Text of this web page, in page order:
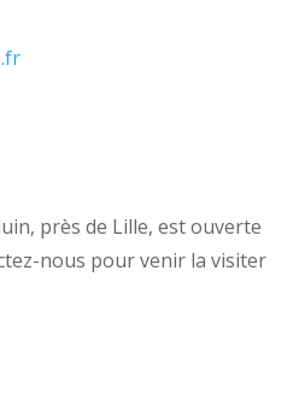
près de Lille, est ouverte
nous pour venir la visiter